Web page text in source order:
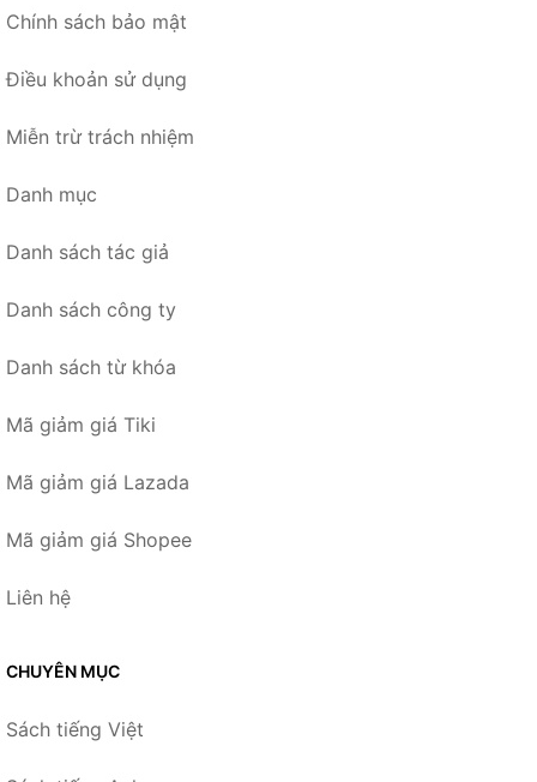
Chính sách bảo mật
Điều khoản sử dụng
Miễn trừ trách nhiệm
Danh mục
Danh sách tác giả
Danh sách công ty
Danh sách từ khóa
Mã giảm giá Tiki
Mã giảm giá Lazada
Mã giảm giá Shopee
Liên hệ
CHUYÊN MỤC
Sách tiếng Việt